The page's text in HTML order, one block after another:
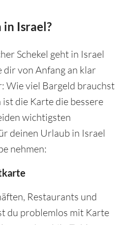
Israel?
Schekel geht in Israel
dir von Anfang an klar
Wie viel Bargeld brauchst
die Karte die bessere
wichtigsten
deinen Urlaub in Israel
nehmen:
Restaurants und
du problemlos mit Karte